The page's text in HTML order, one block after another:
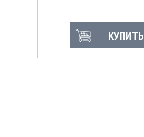
КУПИТЬ